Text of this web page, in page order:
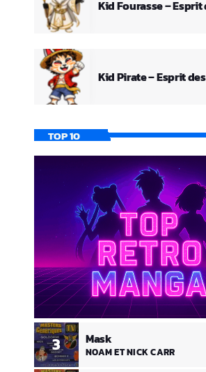
Kid Fourasse –
Kid Pirate – Esprit
TOP 10
3 Mask
NOAM ET NICK CARR